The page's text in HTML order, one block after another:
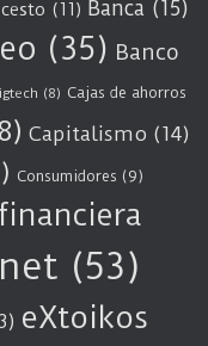
(11) Banca (15)
(35) Banco
(8) Cajas de ahorros
Capitalismo (14)
Consumidores (9)
(53)
eXtoikos